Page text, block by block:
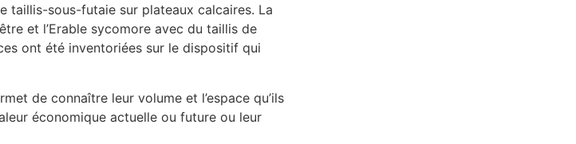
taillis-sous-futaie sur plateaux calcaires. La
et l’Erable sycomore avec du taillis de
ont été inventoriées sur le dispositif qui
de connaître leur volume et l’espace qu’ils
économique actuelle ou future ou leur